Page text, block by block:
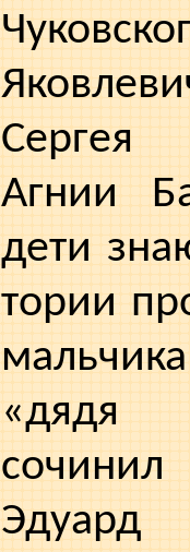
Агнии
дети
тории
«дядя